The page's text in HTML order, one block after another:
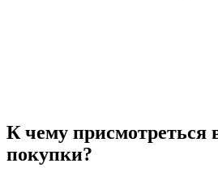
К чему присмотреться
покупки?